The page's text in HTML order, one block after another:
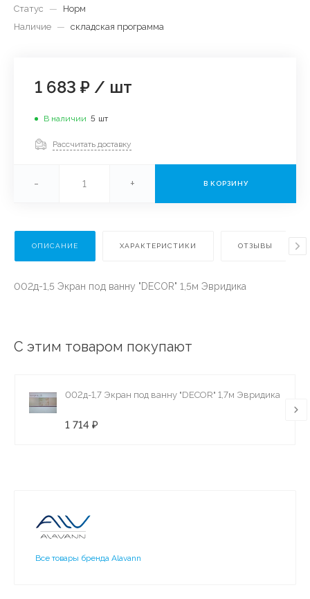
Статус
—
Норм
Наличие — складская программа
1 683 ₽ / шт
В наличии 5 шт
Рассчитать доставку
- + В КОРЗИНУ
ОПИСАНИЕ ХАРАКТЕРИСТИКИ ОТЗЫВЫ
002д-1,5 Экран под ванну "DECOR" 1,5м Эвридика
С этим товаром покупают
002д-1,7 Экран под ванну "DECOR" 1,7м Эвридика
1 714 ₽
Все товары бренда Alavann